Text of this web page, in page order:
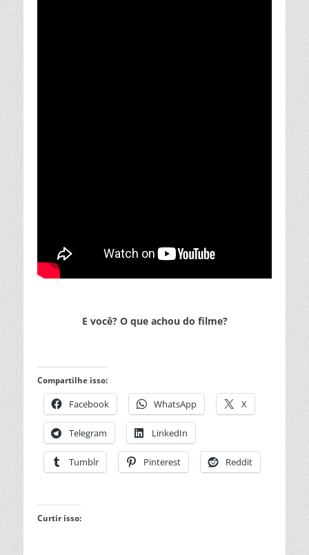
E você? O que achou do filme?
Compartilhe isso:
Facebook WhatsApp X
Telegram LinkedIn
Tumblr Pinterest Reddit
Curtir isso: